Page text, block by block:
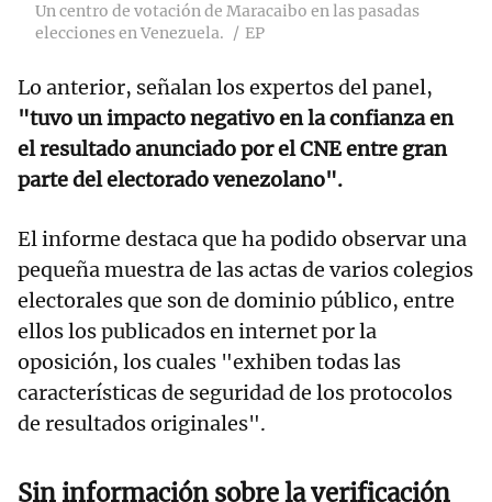
Un centro de votación de Maracaibo en las pasadas
elecciones en Venezuela.
EP
Lo anterior, señalan los expertos del panel,
"tuvo un impacto negativo en la confianza en
el resultado anunciado por el CNE entre gran
parte del electorado venezolano".
El informe destaca que ha podido observar una
pequeña muestra de las actas de varios colegios
electorales que son de dominio público, entre
ellos los publicados en internet por la
oposición, los cuales "exhiben todas las
características de seguridad de los protocolos
de resultados originales".
Sin información sobre la verificación